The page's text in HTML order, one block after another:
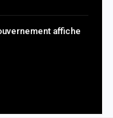
affiche